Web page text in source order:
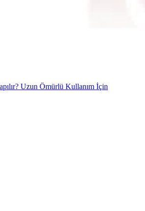
Uzun Ömürlü Kullanım İçin